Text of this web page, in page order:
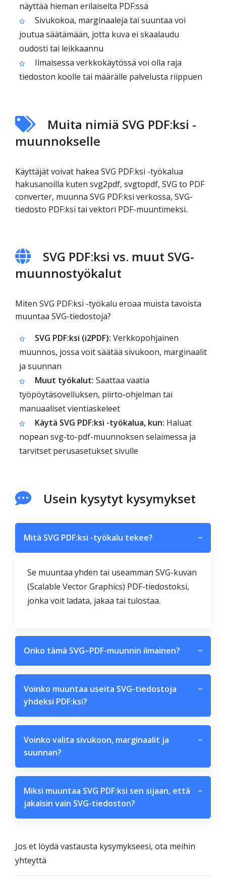
näyttää hieman erilaiselta PDF:ssä
Sivukokoa, marginaaleja tai suuntaa voi
joutua säätämään, jotta kuva ei skaalaudu
oudosti tai leikkaannu
Ilmaisessa verkkokäytössä voi olla raja
tiedoston koolle tai määrälle palvelusta riippuen
Muita nimiä SVG PDF:ksi -
muunnokselle
Käyttäjät voivat hakea SVG PDF:ksi -työkalua
hakusanoilla kuten svg2pdf, svgtopdf, SVG to PDF
converter, muunna SVG PDF:ksi verkossa, SVG-
tiedosto PDF:ksi tai vektori PDF-muuntimeksi.
SVG PDF:ksi vs. muut SVG-
muunnostyökalut
Miten SVG PDF:ksi -työkalu eroaa muista tavoista
muuntaa SVG-tiedostoja?
SVG PDF:ksi (i2PDF): Verkkopohjainen
muunnos, jossa voit säätää sivukoon, marginaalit
ja suunnan
Muut työkalut: Saattaa vaatia
työpöytäsovelluksen, piirto-ohjelman tai
manuaaliset vientiaskeleet
Käytä SVG PDF:ksi -työkalua, kun: Haluat
nopean svg-to-pdf-muunnoksen selaimessa ja
tarvitset perusasetukset sivulle
Usein kysytyt kysymykset
Mitä SVG PDF:ksi -työkalu tekee? −
Se muuntaa yhden tai useamman SVG-kuvan
(Scalable Vector Graphics) PDF-tiedostoksi,
jonka voit ladata, jakaa tai tulostaa.
Onko tämä SVG–PDF-muunnin ilmainen? −
Voinko muuntaa useita SVG-tiedostoja
yhdeksi PDF:ksi?
−
Voinko valita sivukoon, marginaalit ja
suunnan?
−
Miksi muuntaa SVG PDF:ksi sen sijaan, että
jakaisin vain SVG-tiedoston?
−
Jos et löydä vastausta kysymykseesi, ota meihin
yhteyttä